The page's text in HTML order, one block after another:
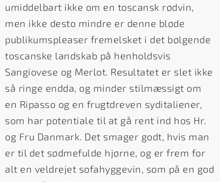
umiddelbart ikke om en toscansk rødvin,
men ikke desto mindre er denne bløde
publikumspleaser fremelsket i det bølgende
toscanske landskab på henholdsvis
Sangiovese og Merlot. Resultatet er slet ikke
så ringe endda, og minder stilmæssigt om
en Ripasso og en frugtdreven syditaliener,
som har potentiale til at gå rent ind hos Hr.
og Fru Danmark. Det smager godt, hvis man
er til det sødmefulde hjørne, og er frem for
alt en veldrejet sofahyggevin, som på en god